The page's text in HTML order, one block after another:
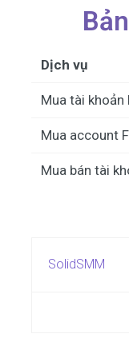
Dịch vụ
Mua tài khoản
Mua account
Mua bán tài
SolidSMM